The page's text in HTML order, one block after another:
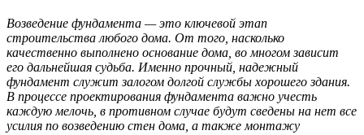
Возведение фундамента — это ключевой этап
строительства любого дома. От того, насколько
качественно выполнено основание дома, во многом зависит
его дальнейшая судьба. Именно прочный, надежный
фундамент служит залогом долгой службы хорошего здания.
В процессе проектирования фундамента важно учесть
каждую мелочь, в противном случае будут сведены на нет все
усилия по возведению стен дома, а также монтажу